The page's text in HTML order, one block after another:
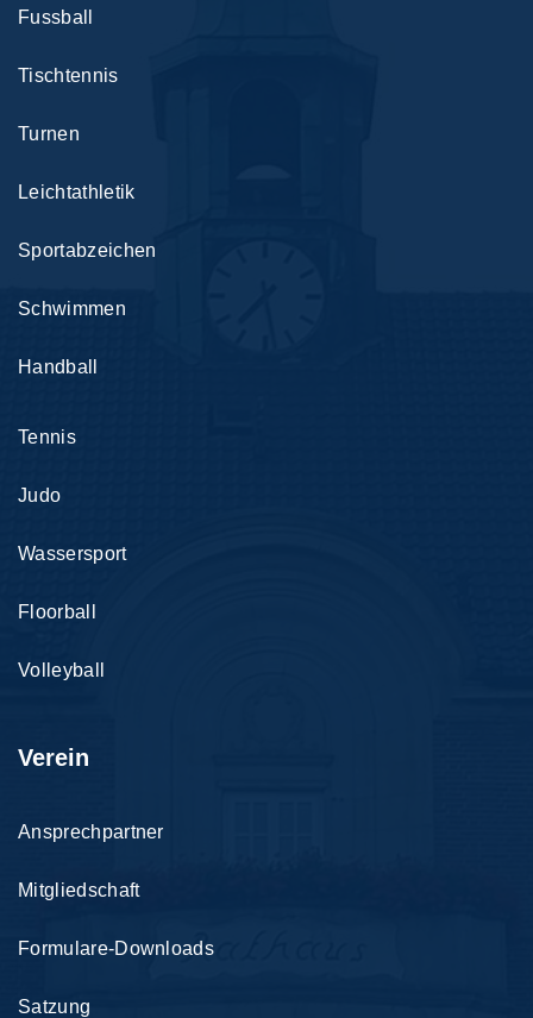
Fussball
Tischtennis
Turnen
Leichtathletik
Sportabzeichen
Schwimmen
Handball
Tennis
Judo
Wassersport
Floorball
Volleyball
Verein
Ansprechpartner
Mitgliedschaft
Formulare-Downloads
Satzung